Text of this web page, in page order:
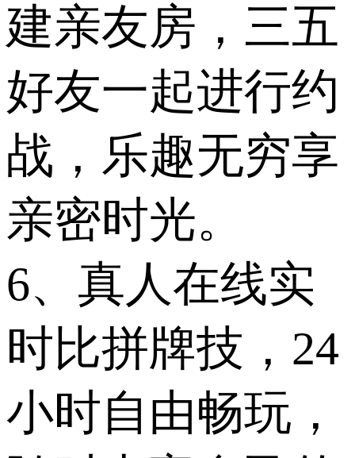
建亲友房，三五
好友一起进行约
战，乐趣无穷享
亲密时光。
6、真人在线实
时比拼牌技，24
小时自由畅玩，